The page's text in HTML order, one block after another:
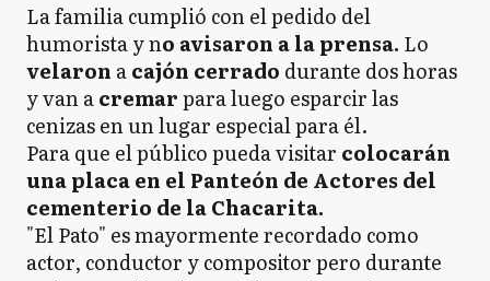
La familia cumplió con el pedido del
humorista y no avisaron a la prensa. Lo
velaron acajón cerrado durante dos horas
y van acremarpara luego esparcir las
cenizas en un lugar especial para él.
Para que el público pueda visitar colocarán
una placa en el Panteón de Actores del
cementerio de la Chacarita.
"El Pato" es mayormente recordado como
actor, conductor y compositor pero durante